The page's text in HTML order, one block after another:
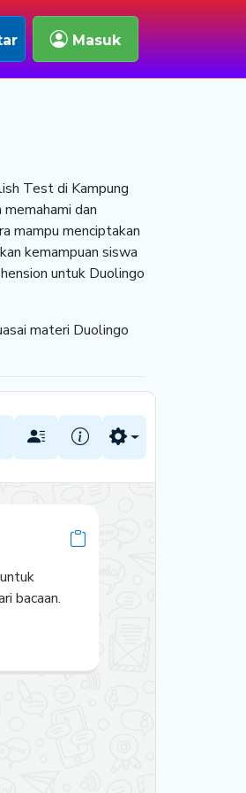
Masuk
Test di Kampung
dan
mampu menciptakan
kemampuan siswa
untuk Duolingo
materi Duolingo
bacaan.